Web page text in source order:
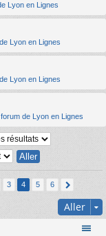
Lyon en Lignes
de Lyon en Lignes
de Lyon en Lignes
forum de Lyon en Lignes
3 4 5 6
Aller